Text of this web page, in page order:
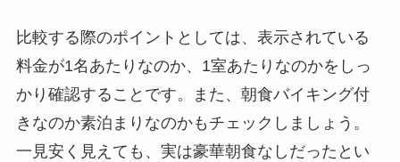
比較する際のポイントとしては、表示されている
料金が1名あたりなのか、1室あたりなのかをしっ
かり確認することです。また、朝食バイキング付
きなのか素泊まりなのかもチェックしましょう。
一見安く見えても、実は豪華朝食なしだったとい